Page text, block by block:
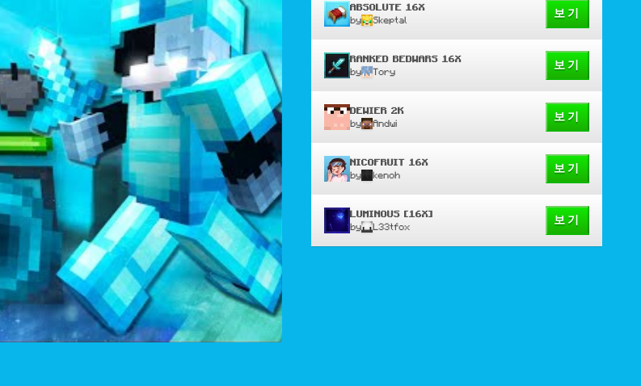
ABSOLUTE 16X
by Skeptal
보기
RANKED BEDWARS 16X
by Tory
보기
DEWIER 2K
by Andwi
보기
NICOFRUIT 16X
by kenoh
보기
LUMINOUS [16X]
by L33tfox
보기